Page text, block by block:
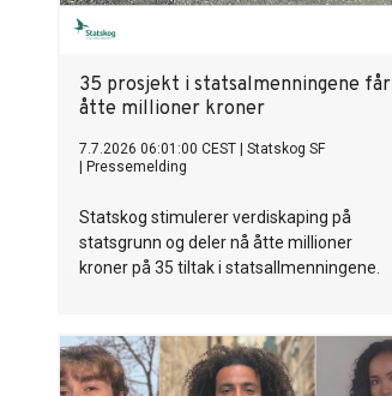
35 prosjekt i statsalmenningene får
åtte millioner kroner
7.7.2026 06:01:00 CEST
Statskog SF
Pressemelding
Statskog stimulerer verdiskaping på
statsgrunn og deler nå åtte millioner
kroner på 35 tiltak i statsallmenningene.